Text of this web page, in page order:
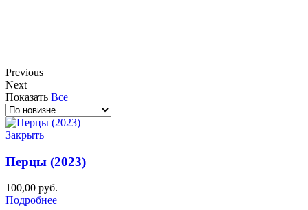
Previous
Next
Показать Все
Закрыть
Перцы (2023)
100,00 руб.
Подробнее